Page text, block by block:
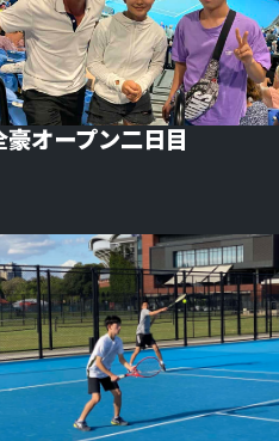
豪オープン二日目